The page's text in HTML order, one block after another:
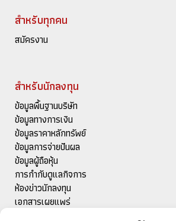
สำหรับทุกคน
สมัครงาน
สำหรับนักลงทุน
ข้อมูลพื้นฐานบริษัท
ข้อมูลทางการเงิน
ข้อมูลราคาหลักทรัพย์
ข้อมูลการจ่ายปันผล
ข้อมูลผู้ถือหุ้น
การกำกับดูแลกิจการ
ห้องข่าวนักลงทุน
เอกสารเผยแพร่